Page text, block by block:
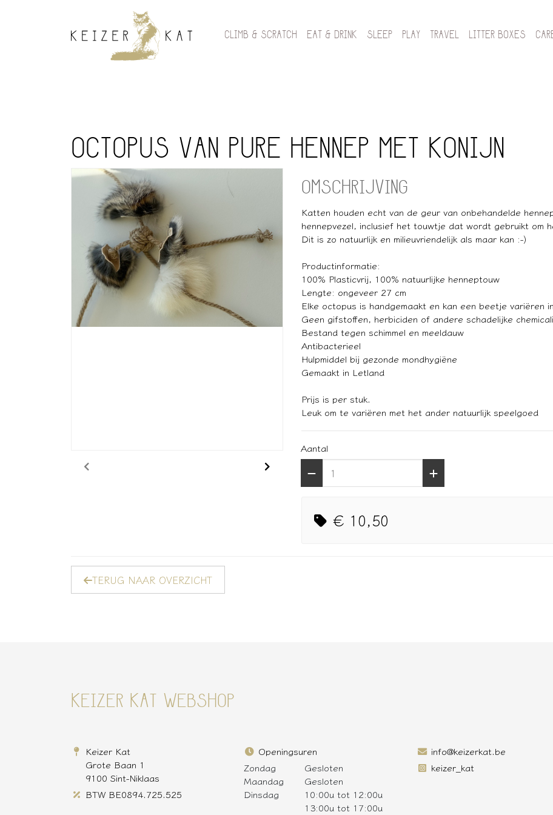
CLIMB & SCRATCH EAT & DRINK SLEEP PLAY TRAVEL LITTER BOXES
OCTOPUS VAN PURE HENNEP MET KONIJN
OMSCHRIJVING
Katten houden echt van de geur van onbehandelde
hennepvezel, inclusief het touwtje dat wordt gebruikt om
Dit is zo natuurlijk en milieuvriendelijk als maar kan :-)
Productinformatie:
100% Plasticvrij, 100% natuurlijke henneptouw
Lengte: ongeveer 27 cm
Elke octopus is handgemaakt en kan een beetje variëren
Geen gifstoffen, herbiciden of andere schadelijke
Bestand tegen schimmel en meeldauw
Antibacterieel
Hulpmiddel bij gezonde mondhygiëne
Gemaakt in Letland
Prijs is per stuk.
Leuk om te variëren met het ander natuurlijk speelgoed
Aantal
€ 10,50
TERUG NAAR OVERZICHT
KEIZER KAT WEBSHOP
Keizer Kat
Grote Baan 1
9100 Sint-Niklaas
BTW BE0894.725.525
Openingsuren
Zondag
Gesloten
Maandag
Gesloten
Dinsdag
10:00u tot 12:00u
13:00u tot 17:00u
info@keizerkat.be
keizer_kat